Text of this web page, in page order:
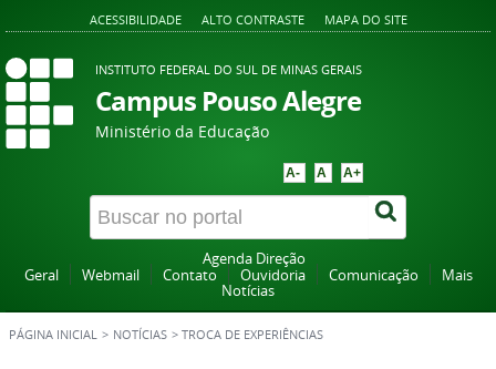
ACESSIBILIDADE ALTO CONTRASTE MAPA DO SITE
INSTITUTO FEDERAL DO SUL DE MINAS GERAIS
Campus Pouso Alegre
Ministério da Educação
A- A A+
Agenda Direção
Geral
Webmail Contato Ouvidoria Comunicação
Mais
Notícias
PÁGINA INICIAL > NOTÍCIAS > TROCA DE EXPERIÊNCIAS